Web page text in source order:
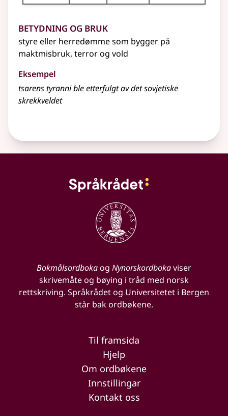
Betydning og bruk
styre eller herredømme som bygger på
maktmisbruk, terror og vold
Eksempel
tsarens tyranni ble etterfulgt av det sovjetiske
skrekkveldet
Bokmålsordbokaog Nynorskordbokaviser
skrivemåte og bøying i tråd med norsk
rettskriving. Språkrådet og Universitetet i Bergen
står bak ordbøkene.
Til framsida
Hjelp
Om ordbøkene
Innstillingar
Kontakt oss